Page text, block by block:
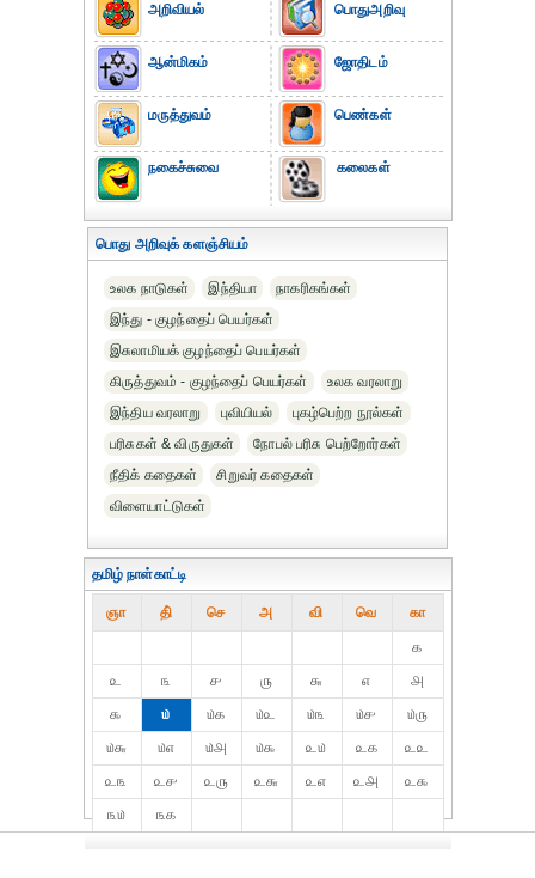
அறிவியல்
ஆன்மிகம்
மருத்துவம்
நகைச்சுவை
பொதுஅறிவு
ஜோதிடம்
பெண்கள்
கலைகள்
பொது அறிவுக் களஞ்சியம்
உலக நாடுகள் இந்தியா
நாகரிகங்கள்
இந்து - குழந்தைப் பெயர்கள்
இசுலாமியக் குழந்தைப் பெயர்கள்
கிருத்துவம் - குழந்தைப் பெயர்கள்
உலக வரலாறு
இந்திய வரலாறு
புவியியல்
புகழ்பெற்ற நூல்கள்
பரிசுகள் & விருதுகள்
நோபல் பரிசு‎ பெற்றோர்‎கள்
நீதிக் கதைகள்
சிறுவர் கதைகள்
விளையாட்டுகள்
தமிழ் நாள்காட்டி
ஞா தி் செ அ வி வெ கா
௧
௨
௩ ௪ ௫ ௬ ௭
௮
௯
௰ ௰௧ ௰௨ ௰௩ ௰௪
௰௫
௰௬
௰௭ ௰௮ ௰௯ ௨௰ ௨௧
௨௨
௨௩
௨௪ ௨௫ ௨௬ ௨௭ ௨௮
௨௯
௩௰
௩௧